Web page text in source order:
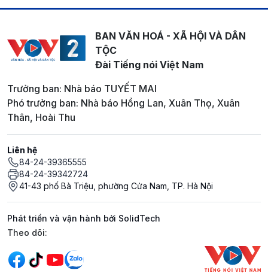
BAN VĂN HOÁ - XÃ HỘI VÀ DÂN
TỘC
Đài Tiếng nói Việt Nam
Trưởng ban: Nhà báo TUYẾT MAI
Phó trưởng ban: Nhà báo Hồng Lan, Xuân Thọ, Xuân
Thân, Hoài Thu
Liên hệ
84-24-39365555
84-24-39342724
41-43 phố Bà Triệu, phường Cửa Nam, TP. Hà Nội
Phát triển và vận hành bởi SolidTech
Mạng xã hội
Theo dõi: